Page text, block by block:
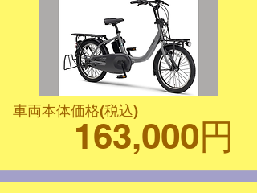
163,000円
車両本体価格(税込)